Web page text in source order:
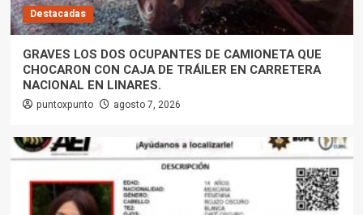
Destacadas
GRAVES LOS DOS OCUPANTES DE CAMIONETA QUE
CHOCARON CON CAJA DE TRÁILER EN CARRETERA
NACIONAL EN LINARES.
puntoxpunto agosto 7, 2026